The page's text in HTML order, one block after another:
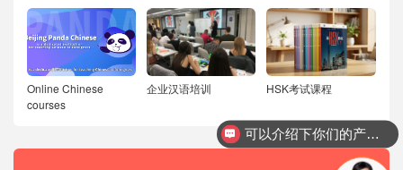
Online Chinese
courses
企业汉语培训 HSK考试课程
可以介绍下你们的产品么？